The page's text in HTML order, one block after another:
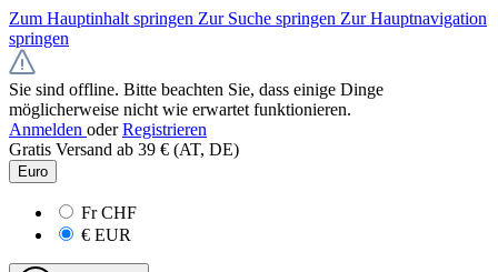
Zum Hauptinhalt springen Zur Suche springen Zur Hauptnavigation
springen
Sie sind offline. Bitte beachten Sie, dass einige Dinge
möglicherweise nicht wie erwartet funktionieren.
Anmelden oder Registrieren
Gratis Versand ab 39 € (AT, DE)
Euro
FrCHF
€ EUR